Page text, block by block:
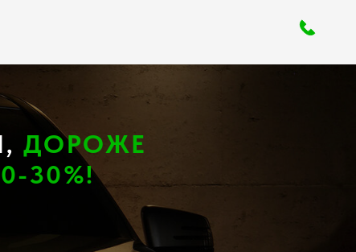
+7 964 943-23-23
ДОРОЖЕ
30%!